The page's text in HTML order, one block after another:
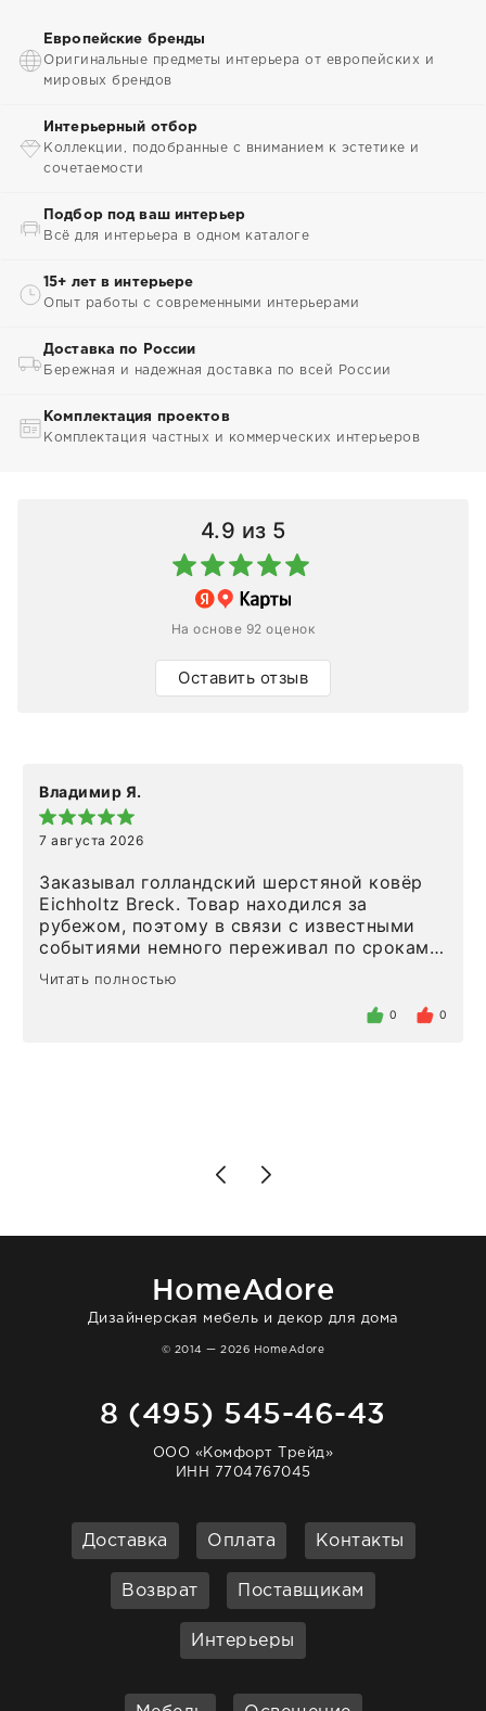
Европейские бренды
Оригинальные предметы интерьера от европейских и
мировых брендов
Интерьерный отбор
Коллекции, подобранные с вниманием к эстетике и
сочетаемости
Подбор под ваш интерьер
Всё для интерьера в одном каталоге
15+ лет в интерьере
Опыт работы с современными интерьерами
Доставка по России
Бережная и надежная доставка по всей России
Комплектация проектов
Комплектация частных и коммерческих интерьеров
4.9 из 5
На основе 92 оценок
Оставить отзыв
Владимир Я.
7 августа 2026
Заказывал голландский шерстяной ковёр
Eichholtz Breck. Товар находился за
рубежом, поэтому в связи с известными
событиями немного переживал по срокам.
Но homeadore привезли ровно в
определенное в договоре время, без
то качество выше всяких похвал. Выглядит
Читать полностью
0 0
HomeAdore
Дизайнерская мебель и декор для дома
© 2014 — 2026 HomeAdore
8 (495) 545-46-43
ООО «Комфорт Трейд»
ИНН 7704767045
Доставка Оплата Контакты
Возврат Поставщикам
Интерьеры